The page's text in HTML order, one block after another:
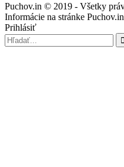
Puchov.in © 2019 - Všetky
Informácie na stránke
Prihlásiť